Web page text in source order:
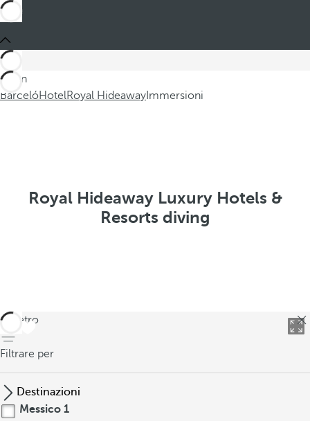
Sei in
BarcelóHotelRoyal Hideaway Immersioni
Royal Hideaway Luxury Hotels &
Resorts diving
indietro
Filtrare per
Destinazioni
Messico 1